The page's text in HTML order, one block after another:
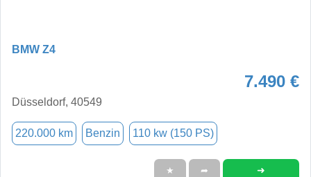
BMW Z4
7.490 €
Düsseldorf, 40549
220.000 km Benzin 110 kw (150 PS)
★ ➦ ➜